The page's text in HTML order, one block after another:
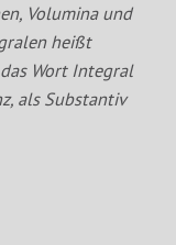
Volumina und
heißt
Wort Integral
als Substantiv